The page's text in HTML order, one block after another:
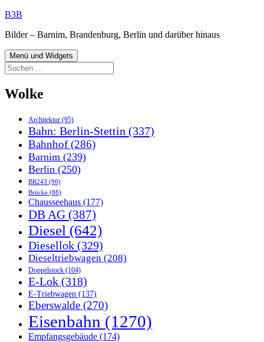
Zum
springen
B3B
Bilder – Barnim, Brandenburg, Berlin und darüber hinaus
Menü und Widgets
Suchen
nach:
Wolke
Architektur (95)
Bahn: Berlin-Stettin (337)
Bahnhof(286)
Barnim (239)
Berlin (250)
BR243 (90)
Brücke (88)
Chausseehaus (177)
DB AG (387)
Diesel (642)
Diesellok (329)
Dieseltriebwagen (208)
Doppelstock (104)
E-Lok (318)
E-Triebwagen (137)
Eberswalde (270)
Eisenbahn (1270)
Empfangsgebäude (174)